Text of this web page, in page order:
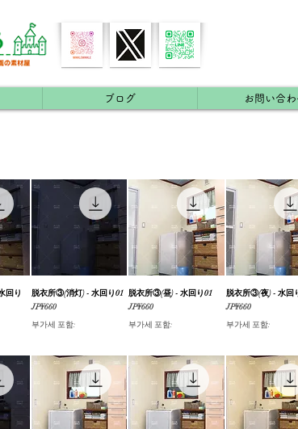
ブログ お問い合わ
回り
제품보기
脱衣所③(消灯) - 水回り01
가격
JP¥660
부가세 포함:
제품보기
脱衣所③(昼) - 水回り01
가격
JP¥660
부가세 포함:
제품보기
脱衣所③(夜) - 水回
가격
JP¥660
부가세 포함: